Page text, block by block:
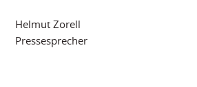
Helmut Zorell
Pressesprecher